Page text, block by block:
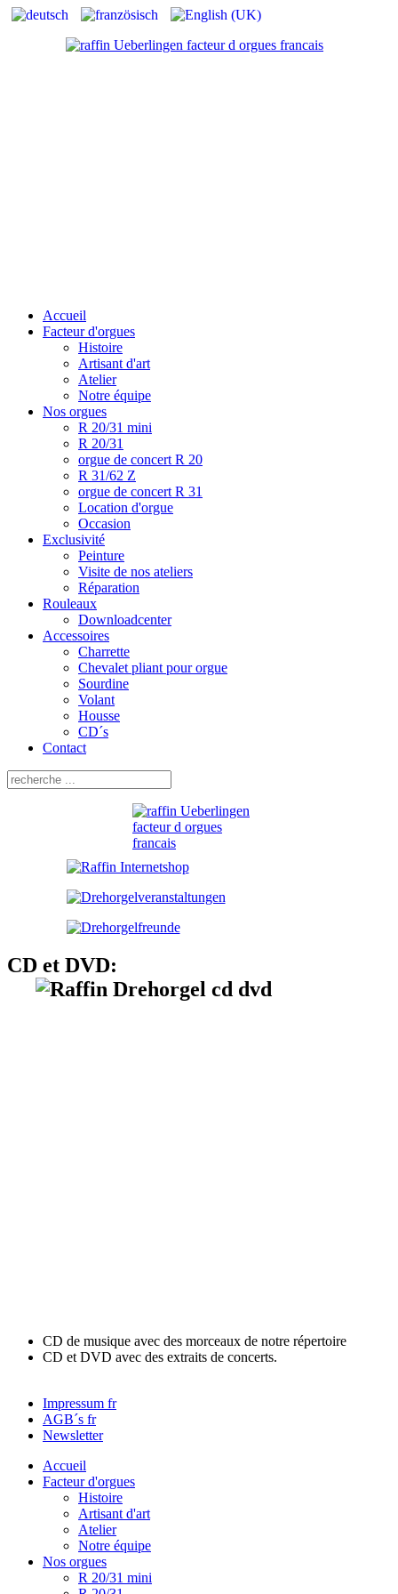
Accueil
Facteur d'orgues
Histoire
Artisant d'art
Atelier
Notre équipe
Nos orgues
R 20/31 mini
R 20/31
orgue de concert R 20
R 31/62 Z
orgue de concert R 31
Location d'orgue
Occasion
Exclusivité
Peinture
Visite de nos ateliers
Réparation
Rouleaux
Downloadcenter
Accessoires
Charrette
Chevalet pliant pour orgue
Sourdine
Volant
Housse
CD´s
Contact
CD et DVD:
CD de musique avec des morceaux de notre répertoire
CD et DVD avec des extraits de concerts.
Impressum fr
AGB´s fr
Newsletter
Accueil
Facteur d'orgues
Histoire
Artisant d'art
Atelier
Notre équipe
Nos orgues
R 20/31 mini